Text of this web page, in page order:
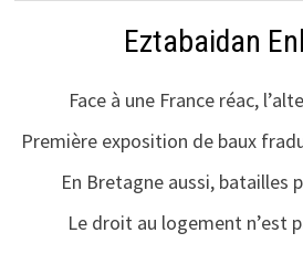
Eztabaidan
Face à une France réac,
Première exposition de baux
En Bretagne aussi, batailles
Le droit au logement n’est